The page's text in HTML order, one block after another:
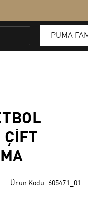
ÇIFT
Ürün Kodu: 605471_01